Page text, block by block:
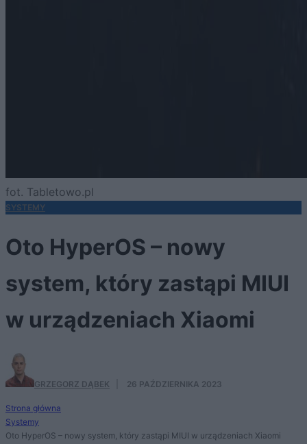
fot. Tabletowo.pl
SYSTEMY
Oto HyperOS – nowy
system, który zastąpi MIUI
w urządzeniach Xiaomi
GRZEGORZ DĄBEK 26 PAŹDZIERNIKA 2023
Strona główna
Systemy
Oto HyperOS – nowy system, który zastąpi MIUI w urządzeniach Xiaomi